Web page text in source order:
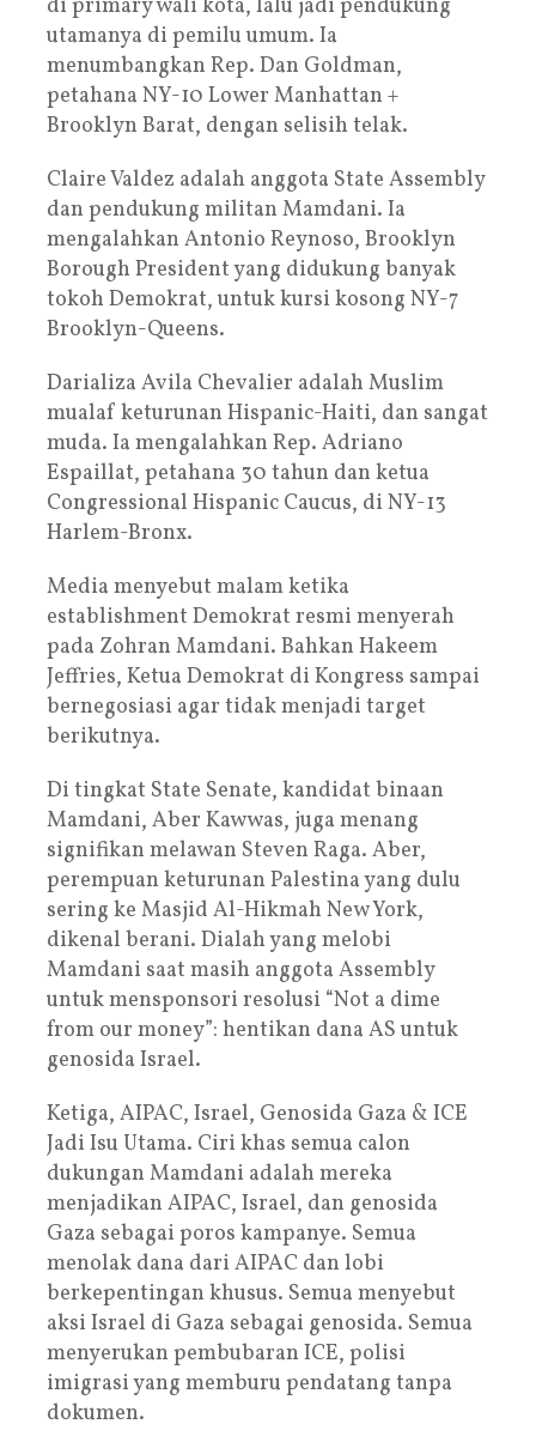
di primary wali kota, lalu jadi pendukung
utamanya di pemilu umum. Ia
menumbangkan Rep. Dan Goldman,
petahana NY-10 Lower Manhattan +
Brooklyn Barat, dengan selisih telak.
Claire Valdez adalah anggota State Assembly
dan pendukung militan Mamdani. Ia
mengalahkan Antonio Reynoso, Brooklyn
Borough President yang didukung banyak
tokoh Demokrat, untuk kursi kosong NY-7
Brooklyn-Queens.
Darializa Avila Chevalier adalah Muslim
mualaf keturunan Hispanic-Haiti, dan sangat
muda. Ia mengalahkan Rep. Adriano
Espaillat, petahana 30 tahun dan ketua
Congressional Hispanic Caucus, di NY-13
Harlem-Bronx.
Media menyebut malam ketika
establishment Demokrat resmi menyerah
pada Zohran Mamdani. Bahkan Hakeem
Jeffries, Ketua Demokrat di Kongress sampai
bernegosiasi agar tidak menjadi target
berikutnya.
Di tingkat State Senate, kandidat binaan
Mamdani, Aber Kawwas, juga menang
signifikan melawan Steven Raga. Aber,
perempuan keturunan Palestina yang dulu
sering ke Masjid Al-Hikmah New York,
dikenal berani. Dialah yang melobi
Mamdani saat masih anggota Assembly
untuk mensponsori resolusi “Not a dime
from our money”: hentikan dana AS untuk
genosida Israel.
Ketiga, AIPAC, Israel, Genosida Gaza & ICE
Jadi Isu Utama. Ciri khas semua calon
dukungan Mamdani adalah mereka
menjadikan AIPAC, Israel, dan genosida
Gaza sebagai poros kampanye. Semua
menolak dana dari AIPAC dan lobi
berkepentingan khusus. Semua menyebut
aksi Israel di Gaza sebagai genosida. Semua
menyerukan pembubaran ICE, polisi
imigrasi yang memburu pendatang tanpa
dokumen.